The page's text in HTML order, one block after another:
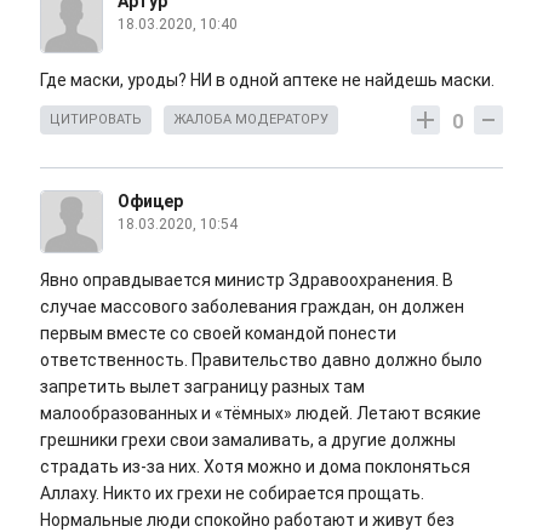
18.03.2020, 10:40
Где маски, уроды? НИ в одной аптеке не найдешь маски.
0
ЦИТИРОВАТЬ ЖАЛОБА МОДЕРАТОРУ
Офицер
18.03.2020, 10:54
Явно оправдывается министр Здравоохранения. В
случае массового заболевания граждан, он должен
первым вместе со своей командой понести
ответственность. Правительство давно должно было
запретить вылет заграницу разных там
малообразованных и «тёмных» людей. Летают всякие
грешники грехи свои замаливать, а другие должны
страдать из-за них. Хотя можно и дома поклоняться
Аллаху. Никто их грехи не собирается прощать.
Нормальные люди спокойно работают и живут без